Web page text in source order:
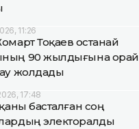
11:26
Тоқаев Қостанай
90 жылдығына орай
жолдады
17:48
басталған соң
электоралды